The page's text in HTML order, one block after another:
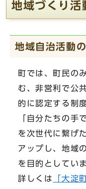
地域づくり活
地域自治活動
町では、町民の
む、非営利で公
的に認定する制
「自分たちの手
を次世代に繋げ
アップし、地域
を目的としてい
詳しくは
「大淀